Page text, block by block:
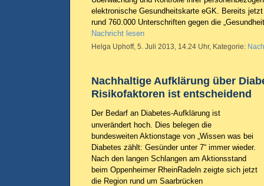
elektronische Gesundheitskarte eGK. Bereits
rund 760.000 Unterschriften gegen die
Nachricht lesen
Helga Uphoff, 5. Juli 2013, 14.24 Uhr, Kategorie:
Nachhaltige Aufklärung über
Risikofaktoren ist entscheidend
Der Bedarf an Diabetes-Aufklärung ist
unverändert hoch. Dies belegen die
bundesweiten Aktionstage von „Wissen was bei
Diabetes zählt: Gesünder unter 7“ immer wieder.
Nach den langen Schlangen am Aktionsstand
beim Oppenheimer RheinRadeln zeigte sich jetzt
die Region rund um Saarbrücken